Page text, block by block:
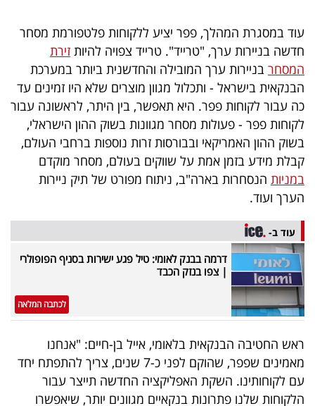
שיתופי
פעולה
דרושים
ניוזלטרים
מייל
אדום
פרסמו
באייס
עקבו
אחרינו:
עוד במסגרת המהלך, פפר יציע ללקוחות פלטפורמת מסחר
חדשה בניירות ערך, "טרייד". טרייד צפויה להיות זירת
המסחר בניירות ערך המובילה והחדשנית ביותר במערכת
הבנקאית בישראל - ותכלול מגוון מוצרים שלא היו זמינים עד
כה עבור לקוחות פפר. היא תאפשר, בין היתר, לראשונה עבור
לקוחות פפר - פעולות מסחר מגוונות בשוק ההון הישראלי,
בשוק ההון האמריקאי ובבורסות זרות נוספות ברחבי העולם,
קבלת מידע בזמן אמת על שווקים בעולם, מסחר מוקדם
במניות הנסחרות בארה"ב, ניתוח מפורט של תיק ניירות
הערך ועוד.
עוד ב-
דרמה בבנק לאומי: טיל פגע ישירות בסניף הפופולרי
| צפו בנזק הכבד
לכתבה המלאה
ראש החטיבה הבנקאית בלאומי, אייל בן-חיים: "אנחנו
מאמינים שפפר, שהוקם לפני כ-7 שנים, צריך להתפתח יחד
עם לקוחותינו. השקת האפליקציה החדשה תייצר עבור
הלקוחות שלנו פתרונות בנקאיים מגוונים יותר, שיאפשרו